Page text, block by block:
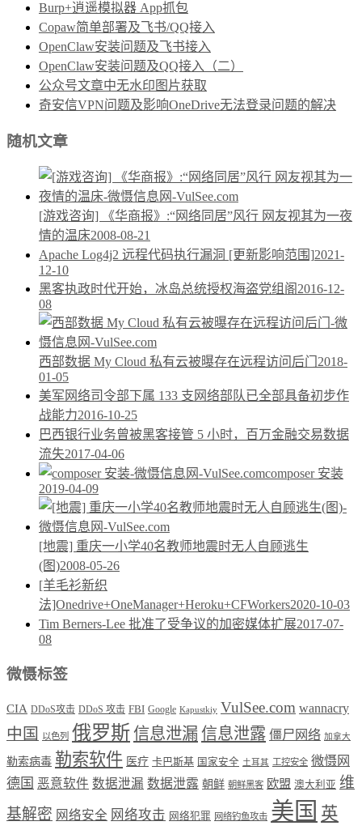
Burp+逍遥模拟器 App抓包
Copaw简单部署及飞书/QQ接入
OpenClaw安装问题及飞书接入
OpenClaw安装问题及QQ接入（二）
公众号文章中无水印图片获取
奇安信VPN问题及影响OneDrive无法登录问题的解决
随机文章
[游戏咨询] 《华商报》:“网络同居”风行 网友视其为一夜
情的温床2008-08-21
Apache Log4j2 远程代码执行漏洞 [更新影响范围]2021-
12-10
黑客执政时代开始，冰岛总统授权海盗党组阁 2016-12-
08
西部数据 My Cloud 私有云被曝存在远程访问后门 2018-
01-05
美军网络司令部下属 133 支网络部队已全部具备初步作
战能力2016-10-25
巴西银行业务曾被黑客接管 5 小时，百万金融交易数据
流失2017-04-06
composer 安装
2019-04-09
[地震] 重庆一小学40名教师地震时无人自顾逃生
(图)2008-05-26
[羊毛衫新织
法]Onedrive+OneManager+Heroku+CFWorkers2020-10-03
Tim Berners-Lee 批准了受争议的加密媒体扩展2017-07-
08
微慑标签
CIA DDoS攻击 DDoS 攻击 FBI Google Kapustkiy VulSee.com wannacry
中国 以色列 俄罗斯信息泄漏信息泄露 僵尸网络 加拿大
勒索病毒 勒索软件 医疗 卡巴斯基 国家安全 土耳其 工控安全 微慑网
德国 恶意软件 数据泄漏 数据泄露 朝鲜 朝鲜黑客 欧盟 澳大利亚 维
基解密 网络安全 网络攻击 网络犯罪 网络钓鱼攻击 美国 英